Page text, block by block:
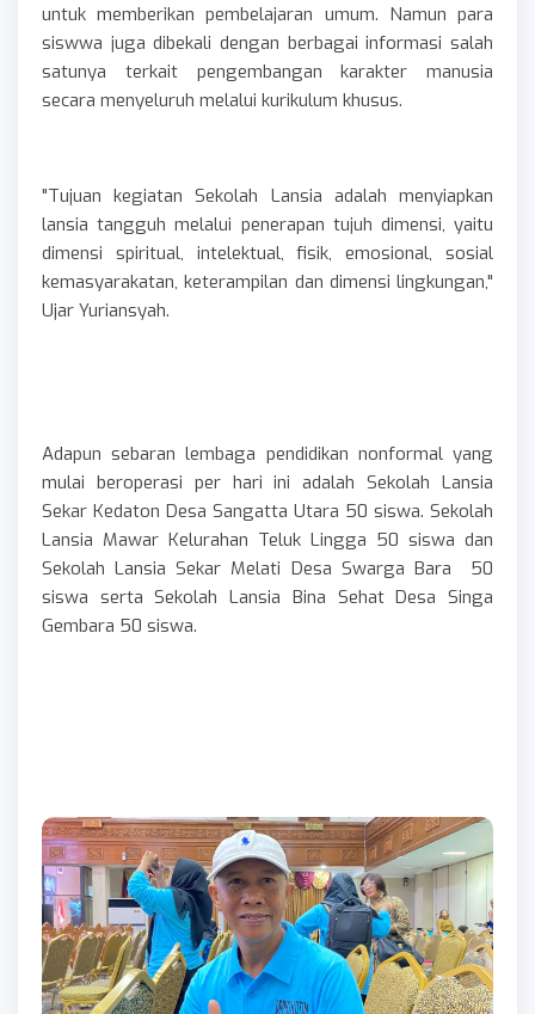
untuk memberikan pembelajaran umum. Namun para
siswwa juga dibekali dengan berbagai informasi salah
satunya terkait pengembangan karakter manusia
secara menyeluruh melalui kurikulum khusus.
"Tujuan kegiatan Sekolah Lansia adalah menyiapkan
lansia tangguh melalui penerapan tujuh dimensi, yaitu
dimensi spiritual, intelektual, fisik, emosional, sosial
kemasyarakatan, keterampilan dan dimensi lingkungan,"
Ujar Yuriansyah.
Adapun sebaran lembaga pendidikan nonformal yang
mulai beroperasi per hari ini adalah Sekolah Lansia
Sekar Kedaton Desa Sangatta Utara 50 siswa. Sekolah
Lansia Mawar Kelurahan Teluk Lingga 50 siswa dan
Sekolah Lansia Sekar Melati Desa Swarga Bara 50
siswa serta Sekolah Lansia Bina Sehat Desa Singa
Gembara 50 siswa.